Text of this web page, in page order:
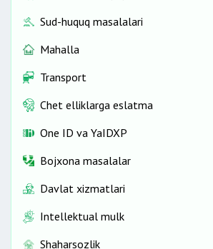
Sud-huquq masalalari
Mahalla
Transport
Chet elliklarga eslatma
One ID vа YaIDXP
Bojxona masalalar
Davlat xizmatlari
Intellektual mulk
Shaharsozlik